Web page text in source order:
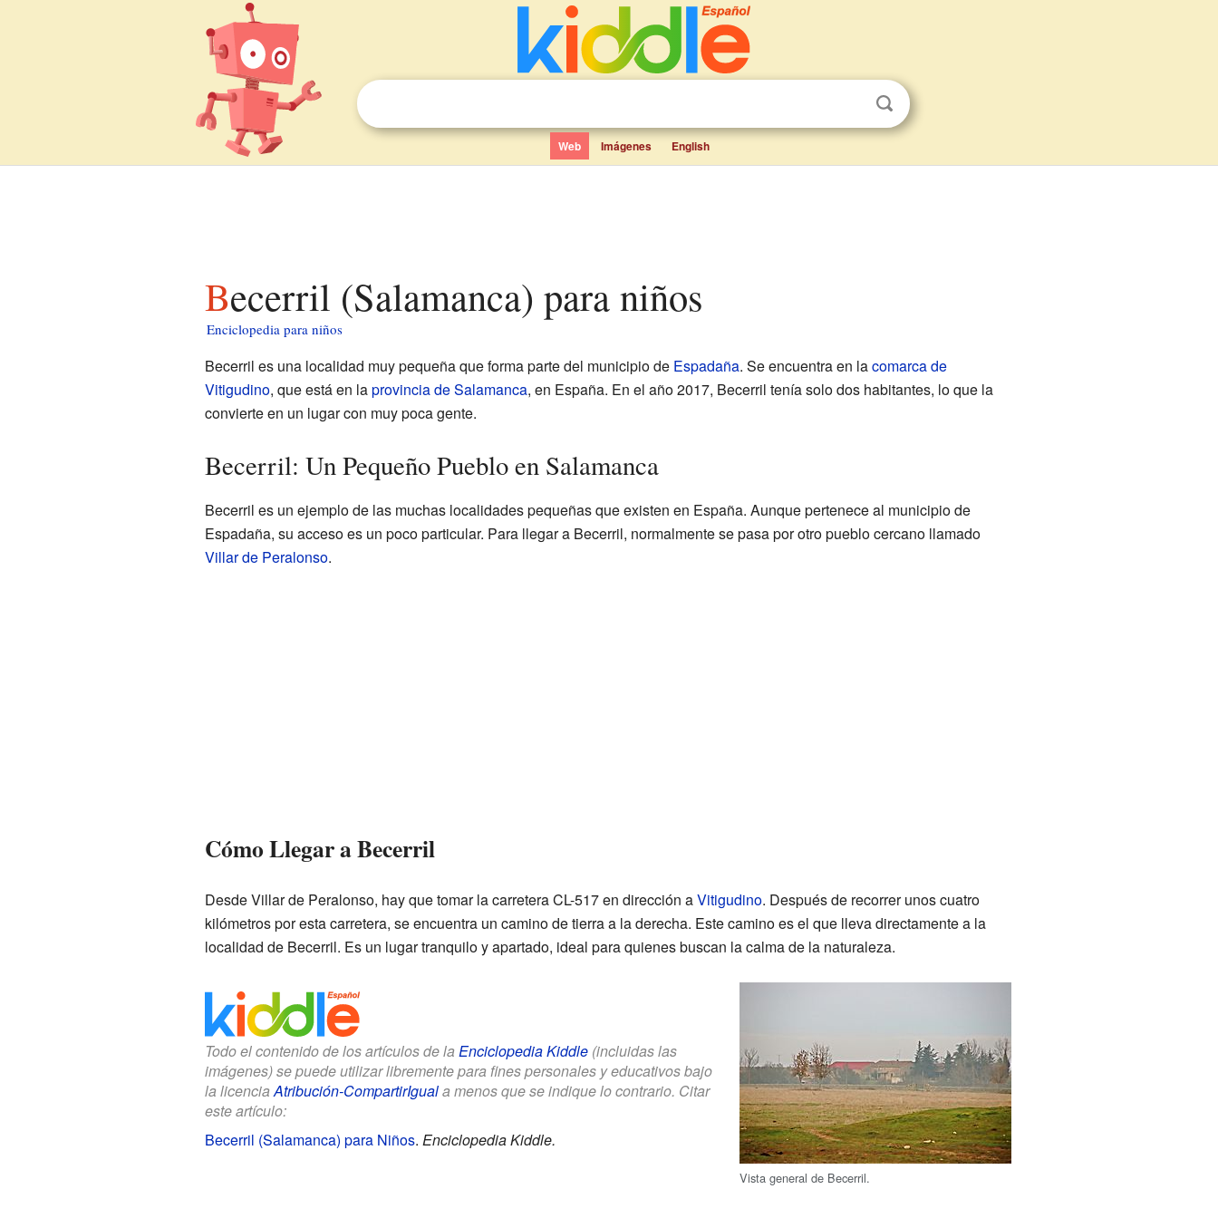
Web Imágenes English
Becerril (Salamanca) para niños
Enciclopedia para niños
Becerril es una localidad muy pequeña que forma parte del municipio de Espadaña. Se encuentra en lacomarca de
Vitigudino, que está en laprovincia de Salamanca, en España. En el año 2017, Becerril tenía solo dos habitantes, lo que la
convierte en un lugar con muy poca gente.
Becerril: Un Pequeño Pueblo en Salamanca
Becerril es un ejemplo de las muchas localidades pequeñas que existen en España. Aunque pertenece al municipio de
Espadaña, su acceso es un poco particular. Para llegar a Becerril, normalmente se pasa por otro pueblo cercano llamado
Villar de Peralonso.
Cómo Llegar a Becerril
Desde Villar de Peralonso, hay que tomar la carretera CL-517 en dirección aVitigudino. Después de recorrer unos cuatro
kilómetros por esta carretera, se encuentra un camino de tierra a la derecha. Este camino es el que lleva directamente a la
localidad de Becerril. Es un lugar tranquilo y apartado, ideal para quienes buscan la calma de la naturaleza.
Vista general de Becerril.
Todo el contenido de los artículos de la Enciclopedia Kiddle(incluidas las
imágenes) se puede utilizar libremente para fines personales y educativos bajo
la licenciaAtribución-CompartirIguala menos que se indique lo contrario. Citar
este artículo:
Becerril (Salamanca) para Niños. Enciclopedia Kiddle.